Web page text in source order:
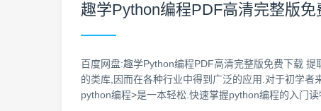
趣学Python编程PDF高清完整版
百度网盘:趣学Python编程PDF高清完整版免费下载
的类库,因而在各种行业中得到广泛的应用.对于初学
python编程>是一本轻松.快速掌握python编程的入门